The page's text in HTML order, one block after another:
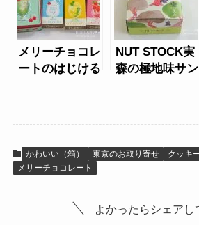
テオブロマの奥
渋チョコレート
ハチ
ルル・メリーの
ガトーショコラ
ピエールエルメ
のサブレ詰め合
オードリーのク